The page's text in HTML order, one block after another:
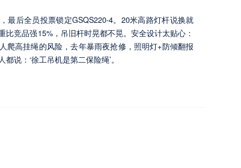
最后全员投票锁定GSQS220-4。20米高路灯杆说换就
竞品强15%，吊旧杆时晃都不晃。安全设计太贴心：
爬高挂绳的风险，去年暴雨夜抢修，照明灯+防倾翻报
说：‘徐工吊机是第二保险绳’。